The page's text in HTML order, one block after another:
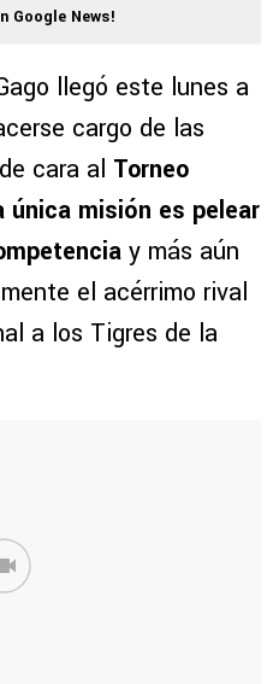
Google News!
llegó este lunes a
cargo de las
de cara al Torneo
única misión es pelear
y más aún
el acérrimo rival
a los Tigres de la